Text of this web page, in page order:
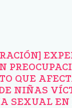
QUE
NIÑAS
SEXUAL EN